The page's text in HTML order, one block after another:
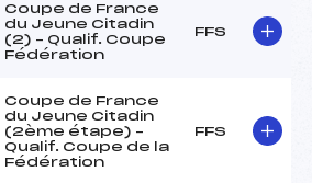
Coupe de France
du Jeune Citadin
(2) – Qualif. Coupe
Fédération
FFS
Coupe de France
du Jeune Citadin
(2ème étape) –
Qualif. Coupe de la
Fédération
FFS